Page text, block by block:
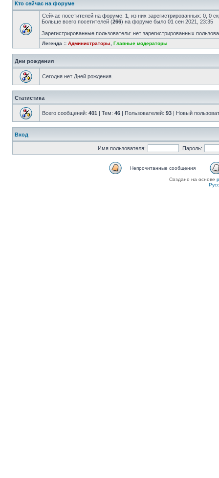
Кто сейчас на форуме
Сейчас посетителей на форуме: 1 , из них зарегистрированных: 0, 0
Больше всего посетителей (266) на форуме было 01 сен 2021, 23:35
Зарегистрированные пользователи: нет зарегистрированных
Легенда :: Администраторы Главные модераторы
Дни рождения
Сегодня нет Дней рождения.
Статистика
Всего сообщений: 401 | Тем: 46 | Пользователей: 93 | Новый
Вход
Имя пользователя: Пароль:
Непрочитанные сообщения
Создано на основе